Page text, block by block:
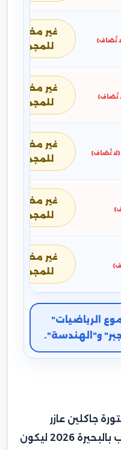
تُضاف)
غير مضافة
للمجموع
تُضاف)
غير مضافة
للمجموع
(لا تُضاف)
غير مضافة
للمجموع
غير مضافة
للمجموع
غير مضافة
للمجموع
الرياضيات"
و"الهندسة".
جاكلين عازر
تنسيق الثانوية العامة للطلاب بالبحيرة 2026 ليكون